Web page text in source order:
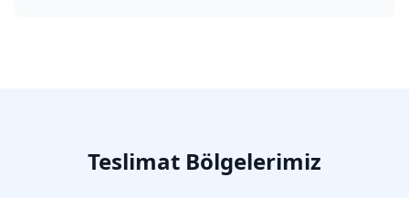
Teslimat Bölgelerimiz